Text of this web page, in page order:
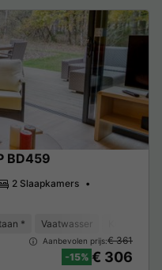
BD459
2 Slaapkamers
* Vaatwasser
Aanbevolen prijs:€ 361
-15% € 306